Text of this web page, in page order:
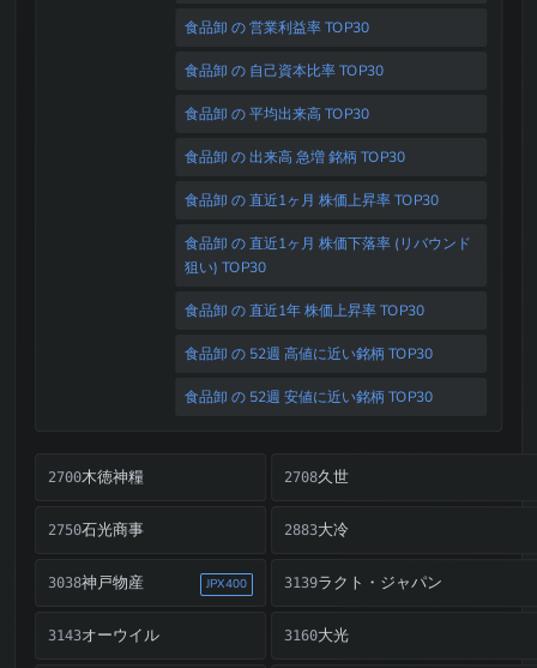
食品卸 の 営業利益率 TOP30
食品卸 の 自己資本比率 TOP30
食品卸 の 平均出来高 TOP30
食品卸 の 出来高 急増 銘柄 TOP30
食品卸 の 直近1ヶ月 株価上昇率 TOP30
食品卸 の 直近1ヶ月 株価下落率 (リバウンド
狙い) TOP30
食品卸 の 直近1年 株価上昇率 TOP30
食品卸 の 52週 高値に近い銘柄 TOP30
食品卸 の 52週 安値に近い銘柄 TOP30
2700木徳神糧 2708久世
2750石光商事 2883大冷
3038神戸物産 JPX400 3139ラクト・ジャパン
3143オーウイル 3160大光